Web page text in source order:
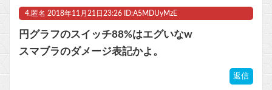
4. 匿名 2018年11月21日23:26 ID:A5MDUyMzE
円グラフのスイッチ88%はエグいなw
スマブラのダメージ表記かよ。
返信